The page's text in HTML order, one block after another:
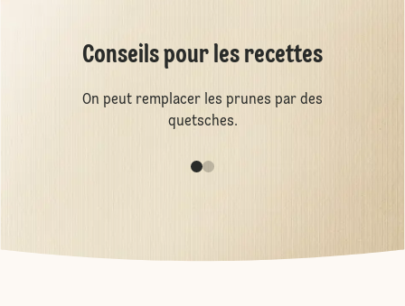
Conseils pour les recettes
On peut remplacer les prunes par des
quetsches.